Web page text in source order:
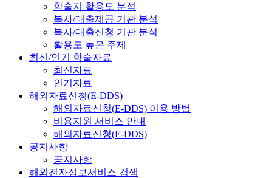
학술지 활용도 분석
복사/대출제공 기관 분석
복사/대출신청 기관 분석
활용도 높은 주제
최신/인기 학술자료
최신자료
인기자료
해외자료신청(E-DDS)
해외자료신청(E-DDS) 이용 방법
비용지원 서비스 안내
해외자료신청(E-DDS)
공지사항
공지사항
해외전자정보서비스 검색